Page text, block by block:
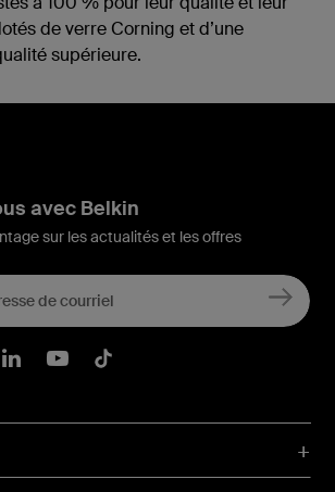
de verre Corning et d’une
supérieure.
avec Belkin
sur les actualités et les offres
Facebook
Instagram
Belkin LinkedIn
Belkin Youtube
Belkin TikTok